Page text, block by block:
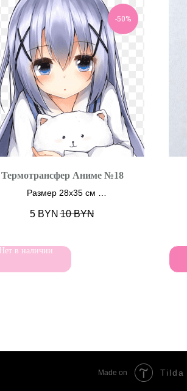
-50%
Термотрансфер Аниме №18
Размер 28х35 см
5 BYN 10 BYN
Нет в наличии
Made on Tilda